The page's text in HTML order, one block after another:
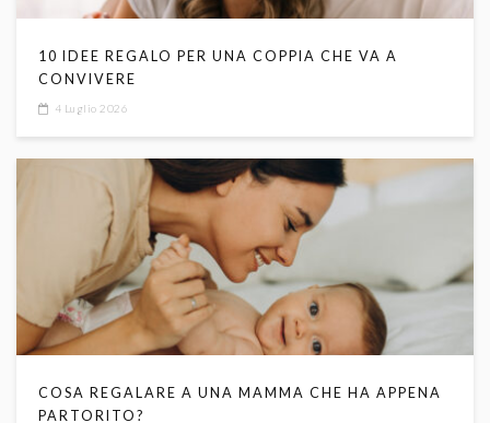
10 IDEE REGALO PER UNA COPPIA CHE VA A
CONVIVERE
4 Luglio 2026
COSA REGALARE A UNA MAMMA CHE HA APPENA
PARTORITO?